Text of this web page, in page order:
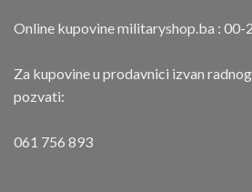
Online kupovine militaryshop.ba : 00-
Za kupovine u prodavnici izvan
pozvati:
061 756 893